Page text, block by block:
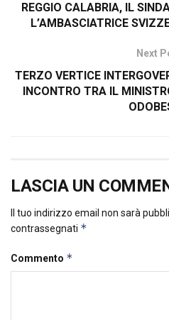
REGGIO CALABRIA, IL
L’AMBASCIATRICE
Next
TERZO VERTICE
INCONTRO TRA IL
LASCIA UN
Il tuo indirizzo email non sarà
contrassegnati *
Commento *